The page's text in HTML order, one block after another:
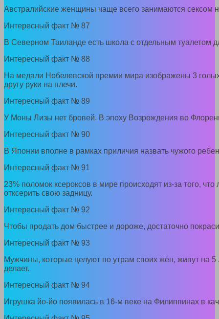
Австралийские женщины чаще всего занимаются сексом
Интересный факт № 87
В Северном Таиланде есть школа с отдельным туалетом
Интересный факт № 88
На медали Нобелевской премии мира изображены 3
другу руки на плечи.
Интересный факт № 89
У Моны Лизы нет бровей. В эпоху Возрождения во
Интересный факт № 90
В Японии вполне в рамках приличия назвать чужого
Интересный факт № 91
23% поломок ксероксов в мире происходят из-за того,
отксерить свою задницу.
Интересный факт № 92
Чтобы продать дом быстрее и дороже, достаточно
Интересный факт № 93
Мужчины, которые целуют по утрам своих жён, живут на 5
делает.
Интересный факт № 94
Игрушка йо-йо появилась в 16-м веке на Филиппинах в